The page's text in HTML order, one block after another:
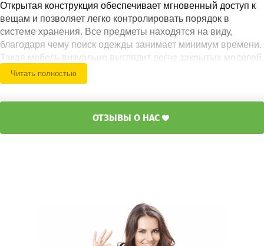
Открытая конструкция обеспечивает мгновенный доступ к
вещам и позволяет легко контролировать порядок в
системе хранения. Все предметы находятся на виду,
благодаря чему поиск одежды занимает минимум времени.
Такая мебель визуально выглядит легче закрытых моделей
и хорошо подходит для современных интерьеров спальни.
При грамотном проектировании можно создать удобные
потребности. Открытое хранение особенно ценят те, кто
предпочитает быстрый доступ к своему гардеробу и
Быстрый доступ ко всем вещам.
Полный обзор содержимого системы хранения.
Визуальная легкость конструкции.
Читать полностью
ОТЗЫВЫ О НАС